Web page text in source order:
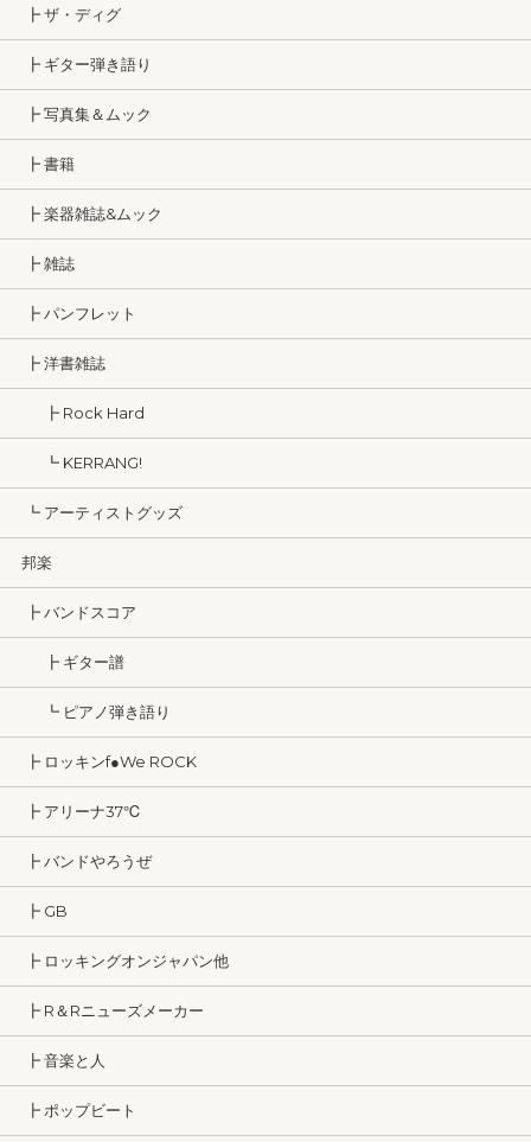
┣ ザ・ディグ
┣ ギター弾き語り
┣ 写真集＆ムック
┣ 書籍
┣ 楽器雑誌&ムック
┣ 雑誌
┣ パンフレット
┣ 洋書雑誌
┣ Rock Hard
┗ KERRANG!
┗ アーティストグッズ
邦楽
┣ バンドスコア
┣ ギター譜
┗ ピアノ弾き語り
┣ ロッキンf●We ROCK
┣ アリーナ37℃
┣ バンドやろうぜ
┣ GB
┣ ロッキングオンジャパン他
┣ R＆Rニューズメーカー
┣ 音楽と人
┣ ポップビート